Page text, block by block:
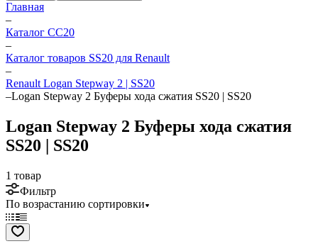
Главная
–
Каталог CC20
–
Каталог товаров SS20 для Renault
–
Renault Logan Stepway 2 | SS20
–Logan Stepway 2 Буферы хода сжатия SS20 | SS20
Logan Stepway 2 Буферы хода сжатия
SS20 | SS20
1 товар
Фильтр
По возрастанию сортировки